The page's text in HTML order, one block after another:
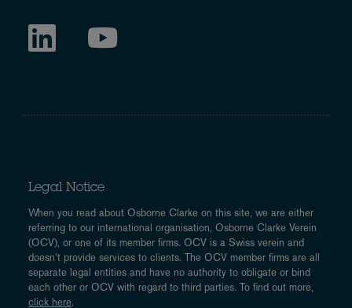
Legal Notice
When you read about Osborne Clarke on this site, we are either
referring to our international organisation, Osborne Clarke Verein
(OCV), or one of its member firms. OCV is a Swiss verein and
doesn’t provide services to clients. The OCV member firms are all
separate legal entities and have no authority to obligate or bind
each other or OCV with regard to third parties. To find out more,
click here.